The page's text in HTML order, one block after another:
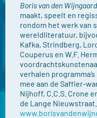
Boris van den Wijngaard
maakt, speelt en
rondom het werk van
wereldliteratuur,
Kafka, Strindberg,
Couperus en W.F.
verhalen
mee aan de Saffier-
Nijhoff, C.C.S. Crone
de Lange